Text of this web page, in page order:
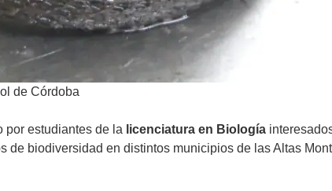
de Córdoba
por estudiantes de la licenciatura en Biología
biodiversidad en distintos municipios de las Altas